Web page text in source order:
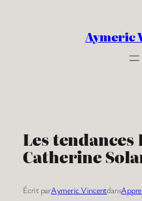
Aymeric
Les tendances
Catherine
Écrit parAymeric Vincentdans